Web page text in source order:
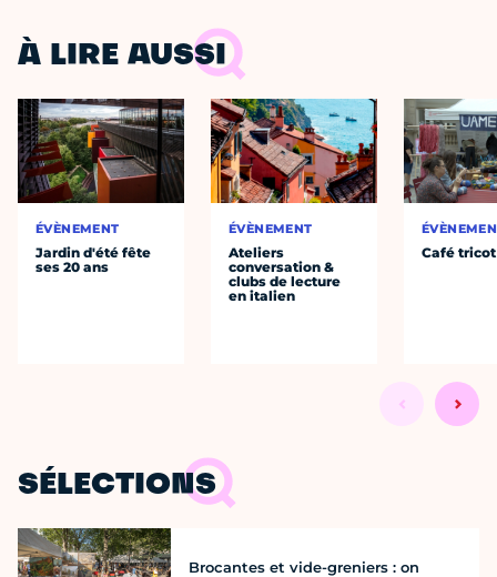
À LIRE AUSSI
ÉVÈNEMENT
Jardin d'été fête
ses 20 ans
ÉVÈNEMENT
Ateliers
conversation &
clubs de lecture
en italien
Café tricot
SÉLECTIONS
Brocantes et vide-greniers : on